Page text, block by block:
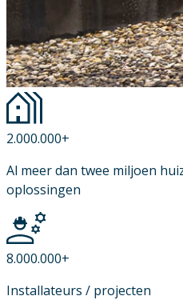
2.000.000+
Al meer dan twee miljoen
oplossingen
8.000.000+
Installateurs / projecten